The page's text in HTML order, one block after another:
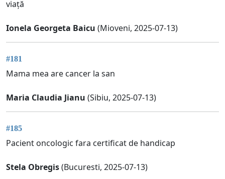
viață
Ionela Georgeta Baicu (Mioveni, 2025-07-13)
#181
Mama mea are cancer la san
Maria Claudia Jianu (Sibiu, 2025-07-13)
#185
Pacient oncologic fara certificat de handicap
Stela Obregis(Bucuresti, 2025-07-13)